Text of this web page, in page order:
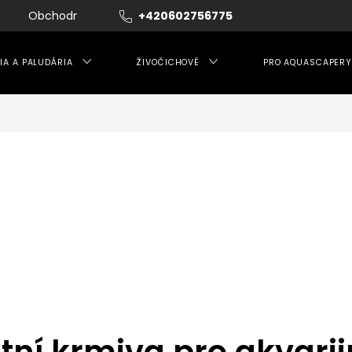
+420602756775
Obchodní podmínky Moje objednávka
A PALUDÁRIA ŽIVOČICHOVÉ PRO AQUASCAPERY